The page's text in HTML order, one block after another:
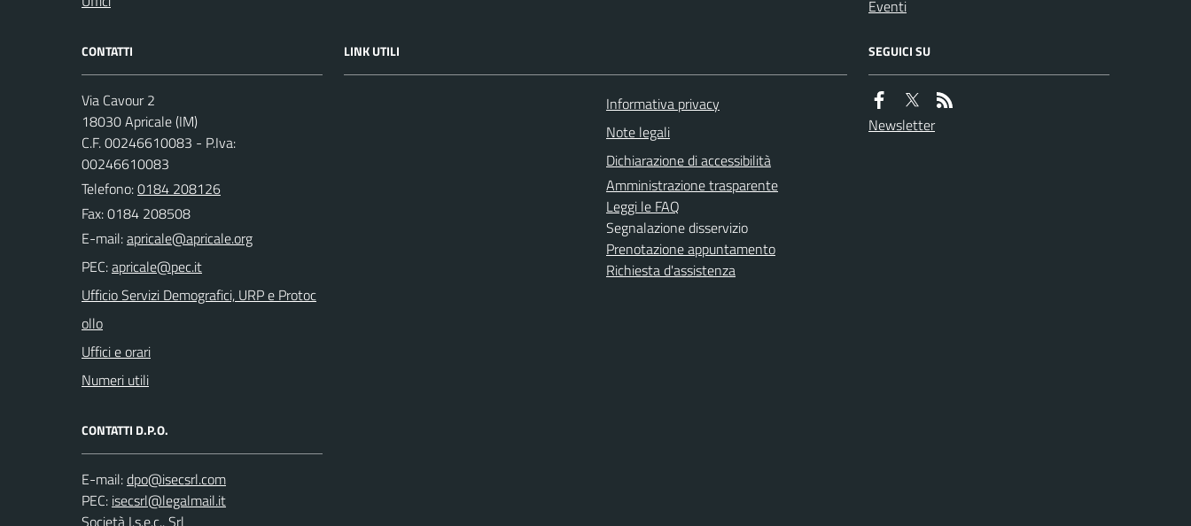
Eventi
CONTATTI
Via Cavour 2
18030 Apricale (IM)
C.F. 00246610083 - P.Iva:
00246610083
Telefono:0184 208126
Fax: 0184 208508
E-mail:
PEC:
Ufficio Servizi Demografici, URP e Protoc
ollo
Uffici e orari
Numeri utili
CONTATTI D.P.O.
E-mail:
PEC:
Società I.s.e.c.. Srl
LINK UTILI
Informativa privacy
Note legali
Dichiarazione di accessibilità
Amministrazione trasparente
Leggi le FAQ
Segnalazione disservizio
Prenotazione appuntamento
Richiesta d'assistenza
SEGUICI SU
Newsletter